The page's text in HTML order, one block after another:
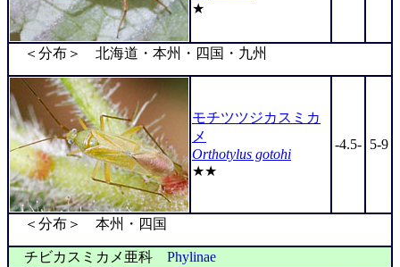
★
＜分布＞ 北海道・本州・四国・九州
モチツツジカスミカ
メ
Orthotylus gotohi
★★
-4.5- 5-9
＜分布＞ 本州・四国
チビカスミカメ亜科 Phylinae